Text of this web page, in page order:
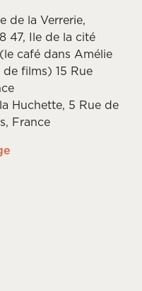
de la Verrerie,
47, Ile de la cité
café dans Amélie
films) 15 Rue
Huchette, 5 Rue de
France